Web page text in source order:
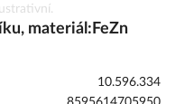
materiál:FeZn
10.596.334